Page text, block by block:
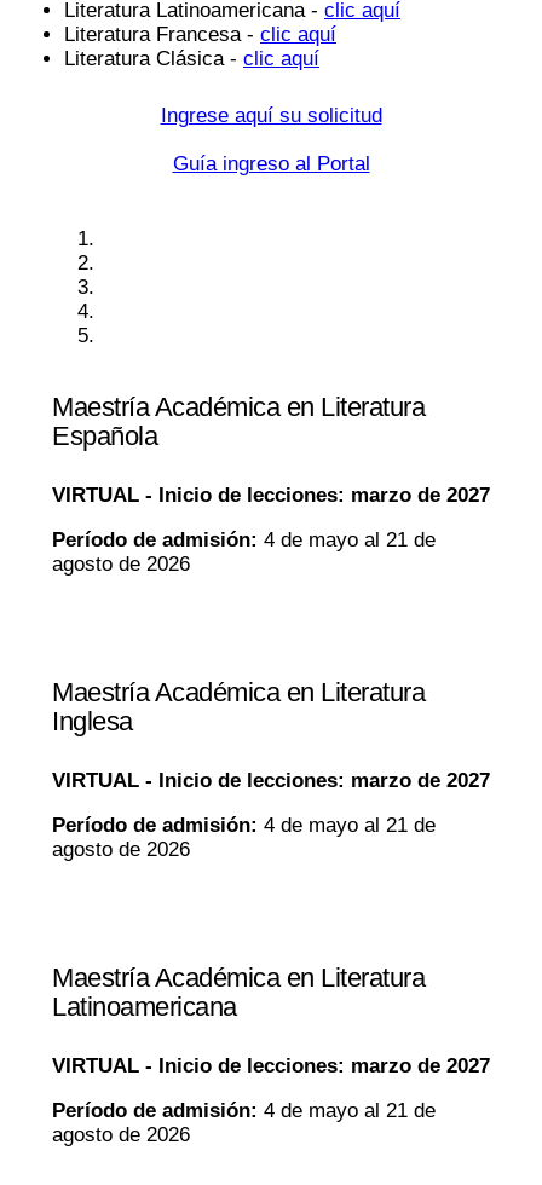
Literatura Latinoamericana - clic aquí
Literatura Francesa - clic aquí
Literatura Clásica - clic aquí
Ingrese aquí su solicitud
Guía ingreso al Portal
Maestría Académica en Literatura
Española
VIRTUAL -
Inicio de lecciones: marzo de 2027
Período de admisión: 4 de mayo al 21 de
agosto de 2026
Maestría Académica en Literatura
Inglesa
VIRTUAL -
Inicio de lecciones: marzo de 2027
Período de admisión: 4 de mayo al 21 de
agosto de 2026
Maestría Académica en Literatura
Latinoamericana
VIRTUAL -
Inicio de lecciones: marzo de 2027
Período de admisión: 4 de mayo al 21 de
agosto de 2026